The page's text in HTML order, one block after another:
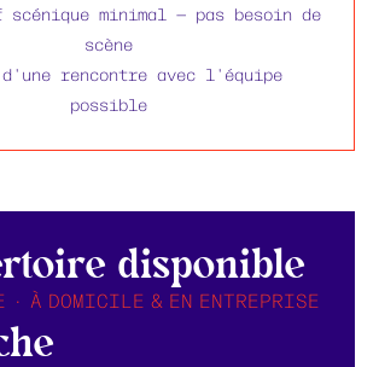
minimal — pas besoin de
scène
rencontre avec l'équipe
possible
disponible
· À DOMICILE & EN ENTREPRISE